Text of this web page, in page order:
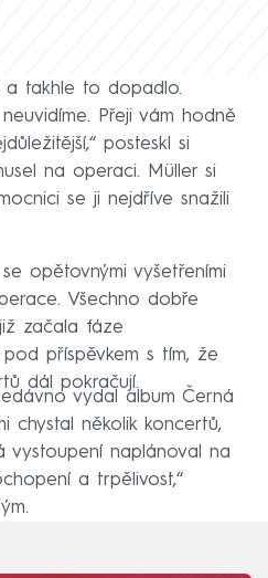
a takhle to dopadlo.
Přeji vám hodně
posteskl si
na operaci. Müller si
se ji nejdříve snažili
opětovnými vyšetřeními
Všechno dobře
začala fáze
příspěvkem s tím, že
dál pokračují.
vydal album Černá
chystal několik koncertů,
vystoupení naplánoval na
a trpělivost,“